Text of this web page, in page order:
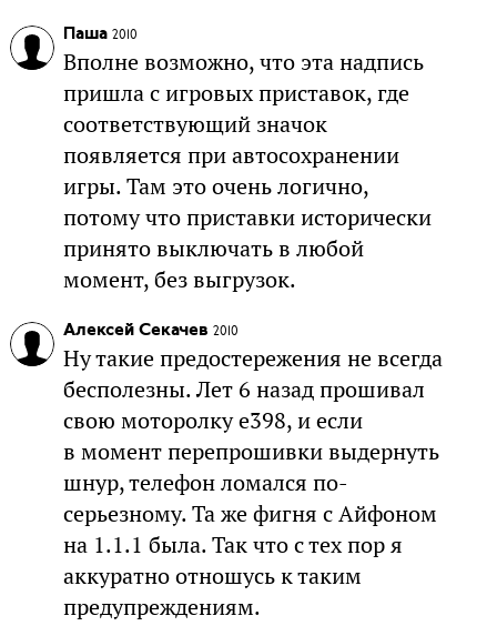
Паша 2010
Вполне возможно, что эта надпись
пришла с игровых приставок, где
соответствующий значок
появляется при автосохранении
игры. Там это очень логично,
потому что приставки исторически
принято выключать в любой
момент, без выгрузок.
Алексей Секачев 2010
Ну такие предостережения не всегда
бесполезны. Лет 6 назад прошивал
свою моторолку е398, и если
в момент перепрошивки выдернуть
шнур, телефон ломался по-
серьезному. Та же фигня с Айфоном
на 1.1.1 была. Так что с тех пор я
аккуратно отношусь к таким
предупреждениям.